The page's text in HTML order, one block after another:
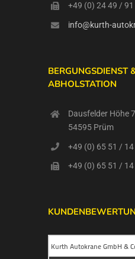
+49 (0) 24 49 / 91
info@kurth-
BERGUNGSDIENST
ABHOLSTATION
Dausfelder Höhe 7
54595 Prüm
+49 (0) 65 51 /
+49 (0) 65 51 /